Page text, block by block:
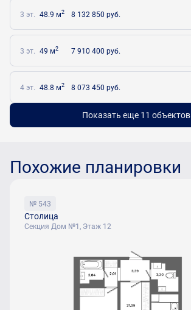
3 эт. 48.9 м2 8 132 850 руб.
3 эт. 49 м2 7 910 400 руб.
4 эт. 48.8 м2 8 073 450 руб.
Показать еще 11 объектов
Похожие планировки
№ 543
Столица
Секция Дом №1, Этаж 12